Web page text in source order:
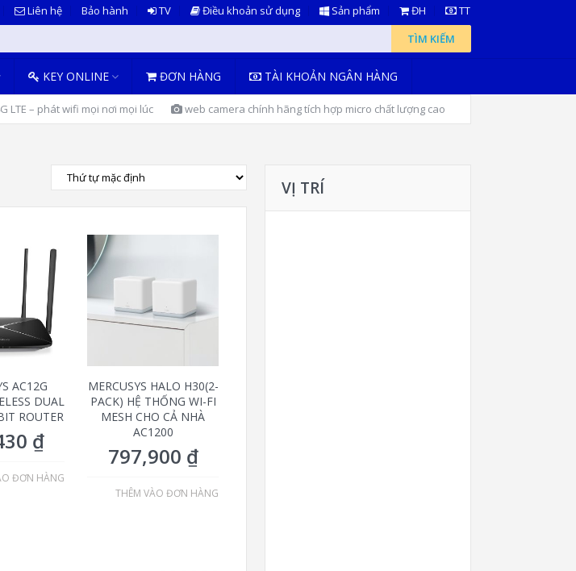
Liên hệ Bảo hành TV Điều khoản sử dụng Sản phẩm ĐH
TT
TÌM KIẾM
KEY ONLINE ĐƠN HÀNG TÀI KHOẢN NGÂN HÀNG
LTE – phát wifi mọi nơi mọi lúc web camera chính hãng tích hợp micro chất lượng cao
AC12G
DUAL
ROUTER
₫
ĐƠN HÀNG
MERCUSYS HALO H30(2-
PACK) HỆ THỐNG WI-FI
MESH CHO CẢ NHÀ
AC1200
797,900 ₫
THÊM VÀO ĐƠN HÀNG
VỊ TRÍ